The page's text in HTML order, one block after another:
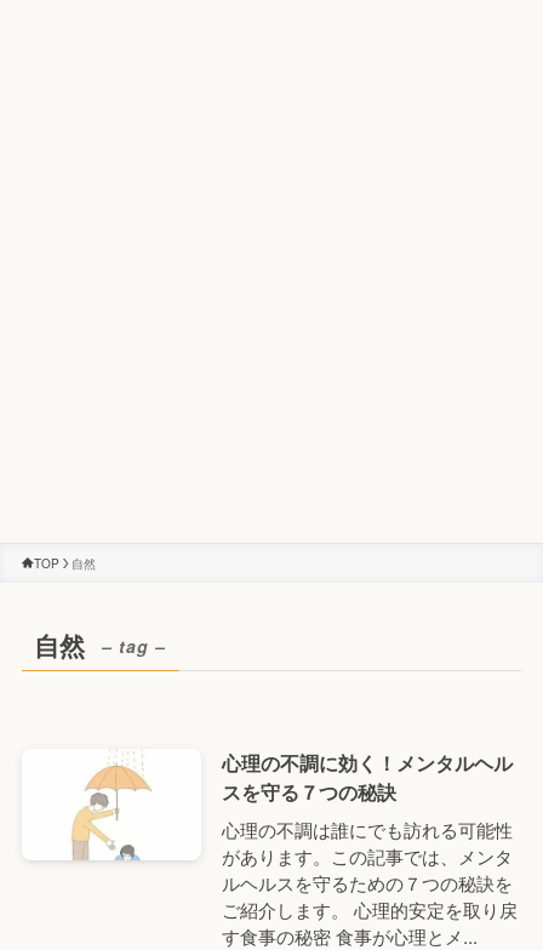
TOP 自然
自然 – tag –
心理の不調に効く！メンタルヘル
スを守る７つの秘訣
心理の不調は誰にでも訪れる可能性
があります。この記事では、メンタ
ルヘルスを守るための７つの秘訣を
ご紹介します。 心理的安定を取り戻
す食事の秘密 食事が心理とメ...